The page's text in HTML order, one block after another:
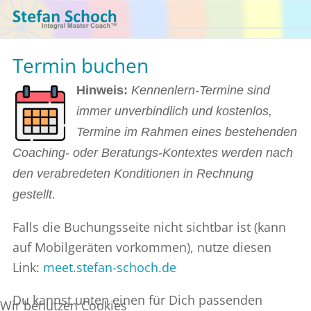
Termin buchen
Hinweis: Kennenlern-Termine sind
immer unverbindlich und kostenlos,
Termine im Rahmen eines bestehenden
Coaching- oder Beratungs-Kontextes werden nach
den verabredeten Konditionen in Rechnung
gestellt.
Falls die Buchungsseite nicht sichtbar ist (kann
auf Mobilgeräten vorkommen), nutze diesen
Link: meet.stefan-schoch.de
Du kannst unten einen für Dich passenden
Wir benutzen Cookies